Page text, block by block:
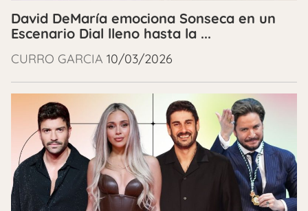
David DeMaría emociona Sonseca en un
Escenario Dial lleno hasta la ...
CURRO GARCIA 10/03/2026